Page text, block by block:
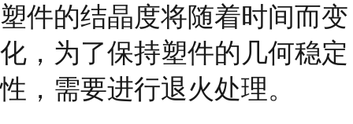
塑件的结晶度将随着时间而变
化，为了保持塑件的几何稳定
性，需要进行退火处理。